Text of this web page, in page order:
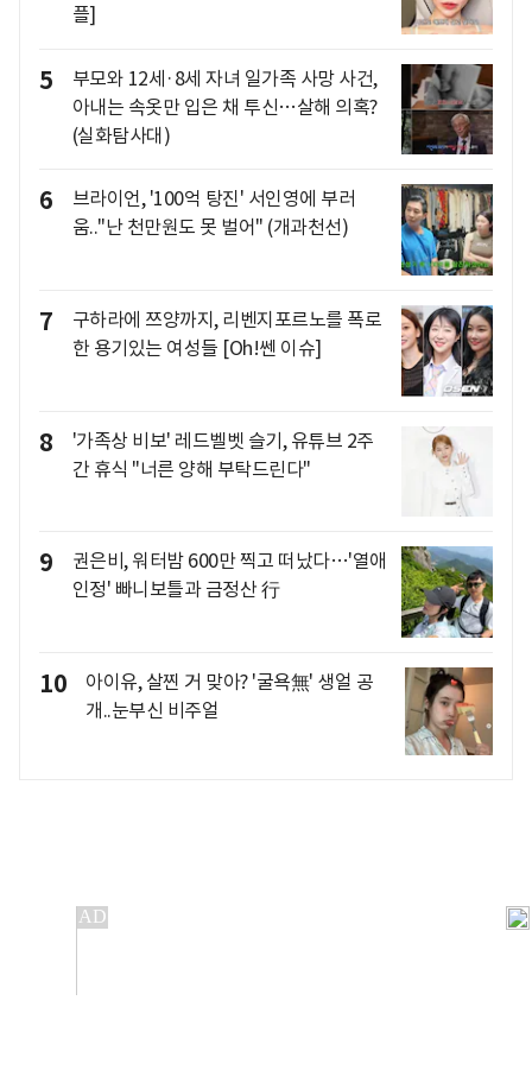
플]
5
부모와 12세·8세 자녀 일가족 사망 사건,
아내는 속옷만 입은 채 투신…살해 의혹?
(실화탐사대)
6
브라이언, '100억 탕진' 서인영에 부러
움.."난 천만원도 못 벌어" (개과천선)
7
구하라에 쯔양까지, 리벤지포르노를 폭로
한 용기있는 여성들 [Oh!쎈 이슈]
8
'가족상 비보' 레드벨벳 슬기, 유튜브 2주
간 휴식 "너른 양해 부탁드린다"
9
권은비, 워터밤 600만 찍고 떠났다…'열애
인정' 빠니보틀과 금정산 行
10
아이유, 살찐 거 맞아? '굴욕無' 생얼 공
개..눈부신 비주얼